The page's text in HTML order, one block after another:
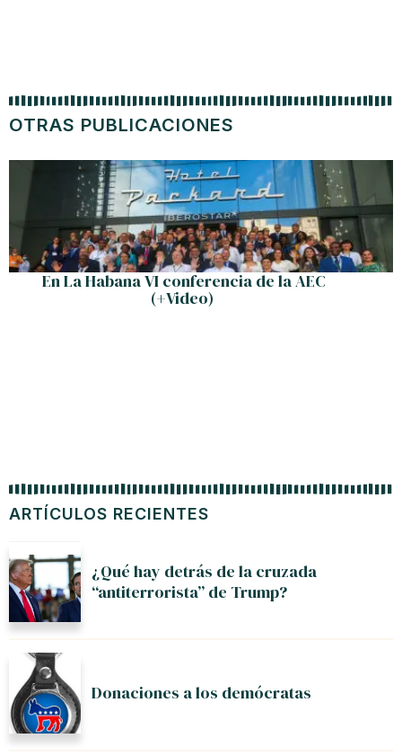
ARTÍCULOS RECIENTES
¿Qué hay detrás de la cruzada
“antiterrorista” de Trump?
Donaciones a los demócratas
OTRAS PUBLICACIONES
En La Habana VI conferencia de la AEC
(+Video)